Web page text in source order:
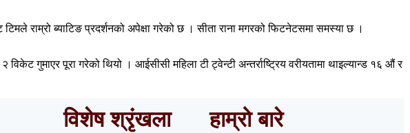
राम्रो ब्याटिङ प्रदर्शनको अपेक्षा गरेको छ । सीता राना मगरको फिटनेटसमा समस्या छ ।
गुमाएर पूरा गरेको थियो । आईसीसी महिला टी ट्वेन्टी अन्तर्राष्ट्रिय वरीयतामा थाइल्यान्ड १६ औं र
विशेष श्रृंखला हाम्रो बारे